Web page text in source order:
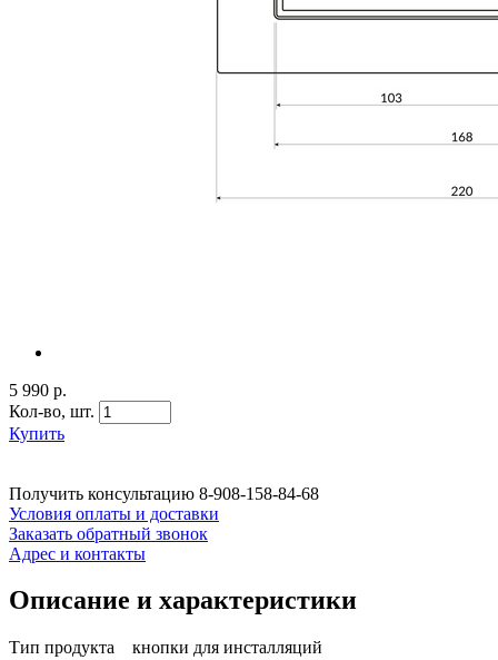
5 990 р.
Кол-во, шт.
Купить
Получить консультацию 8-908-158-84-68
Условия оплаты и доставки
Заказать обратный звонок
Адрес и контакты
Описание и характеристики
Тип продукта кнопки для инсталляций